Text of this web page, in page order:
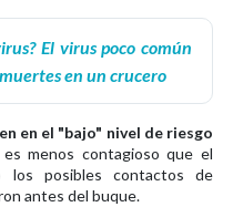
El virus poco común
en un crucero
en el "bajo" nivel de riesgo
menos contagioso que el
los posibles contactos de
antes del buque.